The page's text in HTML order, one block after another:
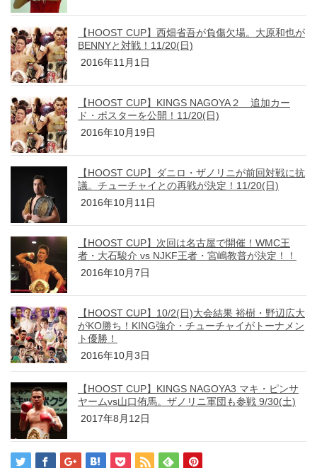
【HOOST CUP】西畑省吾が負傷欠場。大原和也が
BENNYと対戦！11/20(日)
2016年11月1日
【HOOST CUP】KINGS NAGOYA２ 追加カー
ド・ポスターを公開！11/20(日)
2016年10月19日
【HOOST CUP】ダニロ・ザノリニが前回対戦に抗
議。チューチャイとの再戦が決定！11/20(日)
2016年10月11日
【HOOST CUP】次回は名古屋で開催！WMC王
者・大石駿介 vs NJKF王者・宮嶋教普が決定！！
2016年10月7日
【HOOST CUP】10/2(日)大会結果 裕樹・野辺広大
がKO勝ち！KING強介・チューチャイがトーナメン
ト優勝！
2016年10月3日
【HOOST CUP】KINGS NAGOYA3 マキ・ピンサ
ヤームvs山口侑馬。ザノリニ軍団も参戦 9/30(土)
2017年8月12日